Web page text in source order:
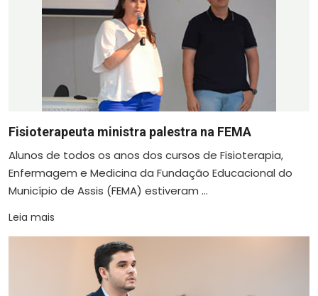
Fisioterapeuta ministra palestra na FEMA
Alunos de todos os anos dos cursos de Fisioterapia,
Enfermagem e Medicina da Fundação Educacional do
Município de Assis (FEMA) estiveram ...
Leia mais